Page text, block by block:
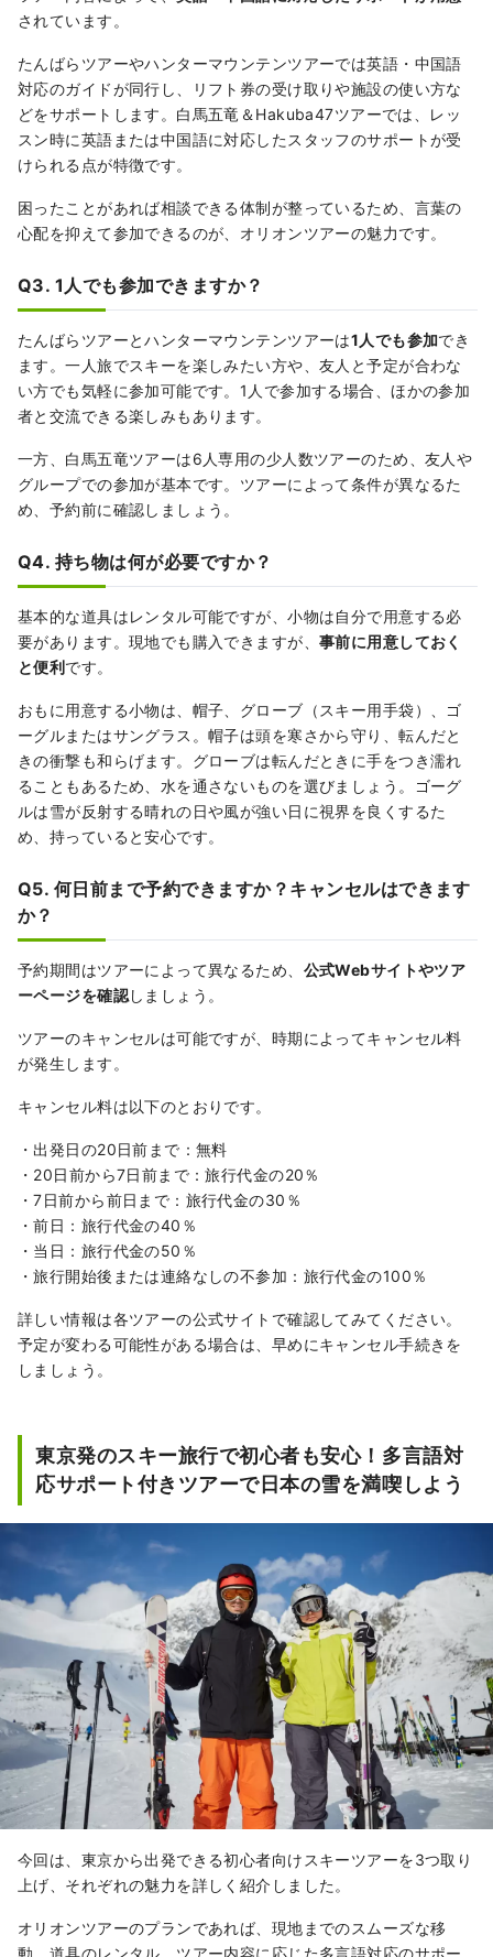
されています。
たんばらツアーやハンターマウンテンツアーでは英語・中国語
対応のガイドが同行し、リフト券の受け取りや施設の使い方な
どをサポートします。白馬五竜＆Hakuba47ツアーでは、レッ
スン時に英語または中国語に対応したスタッフのサポートが受
けられる点が特徴です。
困ったことがあれば相談できる体制が整っているため、言葉の
心配を抑えて参加できるのが、オリオンツアーの魅力です。
Q3. 1人でも参加できますか？
たんばらツアーとハンターマウンテンツアーは1人でも参加でき
ます。一人旅でスキーを楽しみたい方や、友人と予定が合わな
い方でも気軽に参加可能です。1人で参加する場合、ほかの参加
者と交流できる楽しみもあります。
一方、白馬五竜ツアーは6人専用の少人数ツアーのため、友人や
グループでの参加が基本です。ツアーによって条件が異なるた
め、予約前に確認しましょう。
Q4. 持ち物は何が必要ですか？
基本的な道具はレンタル可能ですが、小物は自分で用意する必
要があります。現地でも購入できますが、 事前に用意しておく
と便利 です。
おもに用意する小物は、帽子、グローブ（スキー用手袋）、ゴ
ーグルまたはサングラス。帽子は頭を寒さから守り、転んだと
きの衝撃も和らげます。グローブは転んだときに手をつき濡れ
ることもあるため、水を通さないものを選びましょう。ゴーグ
ルは雪が反射する晴れの日や風が強い日に視界を良くするた
め、持っていると安心です。
Q5. 何日前まで予約できますか？キャンセルはできます
か？
予約期間はツアーによって異なるため、 公式Webサイトやツア
ーページを確認しましょう。
ツアーのキャンセルは可能ですが、時期によってキャンセル料
が発生します。
キャンセル料は以下のとおりです。
・出発日の20日前まで：無料
・20日前から7日前まで：旅行代金の20％
・7日前から前日まで：旅行代金の30％
・前日：旅行代金の40％
・当日：旅行代金の50％
・旅行開始後または連絡なしの不参加：旅行代金の100％
詳しい情報は各ツアーの公式サイトで確認してみてください。
予定が変わる可能性がある場合は、早めにキャンセル手続きを
しましょう。
東京発のスキー旅行で初心者も安心！多言語対
応サポート付きツアーで日本の雪を満喫しよう
今回は、東京から出発できる初心者向けスキーツアーを3つ取り
上げ、それぞれの魅力を詳しく紹介しました。
オリオンツアーのプランであれば、現地までのスムーズな移
動、道具のレンタル、ツアー内容に応じた多言語対応のサポー